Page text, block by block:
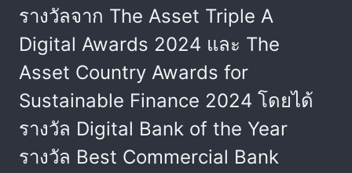
รางวัลจาก The Asset Triple A
Digital Awards 2024 และ The
Asset Country Awards for
Sustainable Finance 2024 โดยได้
รางวัล Digital Bank of the Year
รางวัล Best Commercial Bank